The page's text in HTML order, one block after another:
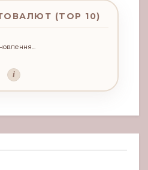
(TOP 10)
i